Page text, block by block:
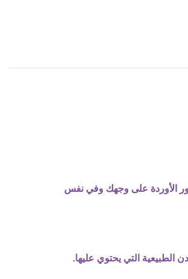
الأوردة على وجهك وفي نفس
الطبيعية التي يحتوي عليها.